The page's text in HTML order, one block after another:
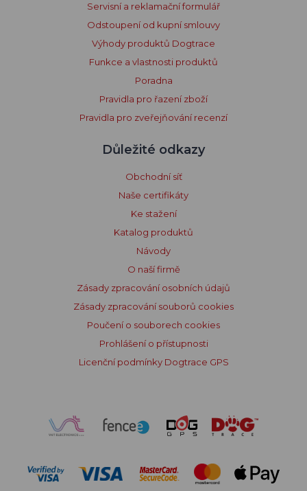
Servisní a reklamační formulář
Odstoupení od kupní smlouvy
Výhody produktů Dogtrace
Funkce a vlastnosti produktů
Poradna
Pravidla pro řazení zboží
Pravidla pro zveřejňování recenzí
Důležité odkazy
Obchodní síť
Naše certifikáty
Ke stažení
Katalog produktů
Návody
O naší firmě
Zásady zpracování osobních údajů
Zásady zpracování souborů cookies
Poučení o souborech cookies
Prohlášení o přístupnosti
Licenční podmínky Dogtrace GPS